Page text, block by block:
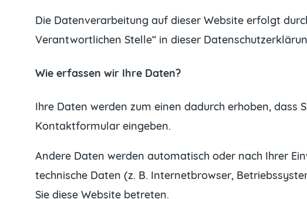
Die Datenverarbeitung auf dieser Website erfolgt
Verantwortlichen Stelle“ in dieser
Wie erfassen wir Ihre Daten?
Ihre Daten werden zum einen dadurch erhoben, dass
Kontaktformular eingeben.
Andere Daten werden automatisch oder nach Ihrer
technische Daten (z. B. Internetbrowser,
Sie diese Website betreten.